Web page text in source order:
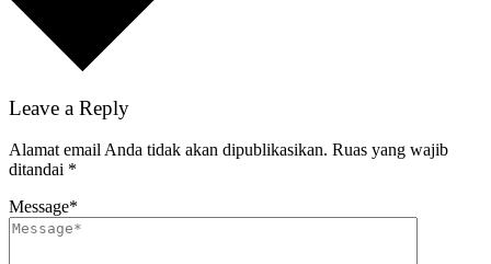
Leave a Reply
Alamat email Anda tidak akan dipublikasikan. Ruas yang wajib
ditandai *
Message*